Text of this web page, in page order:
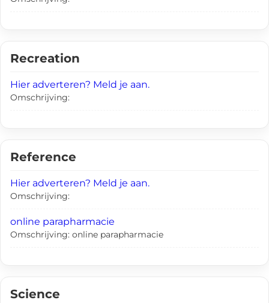
Recreation
Hier adverteren? Meld je aan.
Omschrijving:
Reference
Hier adverteren? Meld je aan.
Omschrijving:
online parapharmacie
Omschrijving: online parapharmacie
Science